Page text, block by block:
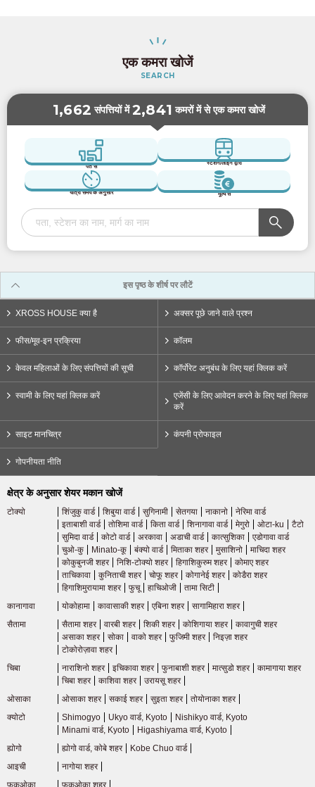
एक कमरा खोजें
SEARCH
1,662 संपत्तियों में 2,841 कमरों में से एक कमरा खोजें
पते से
स्टेशन/लाइन द्वारा
यात्रा समय के अनुसार मूल्य से
इस पृष्ठ के शीर्ष पर लौटें
XROSS HOUSE क्या है अक्सर पूछे जाने वाले प्रश्न
फीस/मूव-इन प्रक्रिया कॉलम
केवल महिलाओं के लिए संपत्तियों की सूची कॉर्पोरेट अनुबंध के लिए यहां क्लिक करें
स्वामी के लिए यहां क्लिक करें
एजेंसी के लिए आवेदन करने के लिए यहां क्लिक
करें
साइट मानचित्र कंपनी प्रोफाइल
गोपनीयता नीति
क्षेत्र के अनुसार शेयर मकान खोजें
टोक्यो शिंजुकु वार्ड शिबुया वार्ड सुगिनामी सेतगया नाकानो
नेरिमा वार्ड
इताबाशी वार्ड
तोशिमा वार्ड किता वार्ड शिनागावा वार्ड मेगुरो ओटा-ku
टैटो
सुमिदा वार्ड
कोटो वार्ड अरकावा अडाची वार्ड कात्सुशिका
एडोगावा वार्ड
चुओ-कु
Minato-कू बंक्यो वार्ड मिताका शहर मुसाशिनो
माचिदा शहर
कोकुबुनजी शहर
निशि-टोक्यो शहर हिगाशिकुरुम शहर
कोमाए शहर
ताचिकावा
कुनिताची शहर चोफू शहर कोगानेई शहर
कोडैरा शहर
हिगाशिमुरायामा शहर
फुचू हाचिओजी
तामा सिटी
कानागावा
योकोहामा कावासाकी शहर एबिना शहर
सागामिहारा शहर
सैतामा
सैतामा शहर वारबी शहर शिकी शहर कोशिगाया शहर
कावागुची शहर
असाका शहर
सोका वाको शहर फुजिमी शहर
निइज़ा शहर
टोकोरोज़ावा शहर
चिबा
नाराशिनो शहर इचिकावा शहर फुनाबाशी शहर मात्सुडो शहर
कामागाया शहर
चिबा शहर
काशिवा शहर
उरायसू शहर
ओसाका
ओसाका शहर सकाई शहर सुइता शहर
तोयोनाका शहर
क्योटो
Shimogyo Ukyo वार्ड, Kyoto
Nishikyo वार्ड, Kyoto
Minami वार्ड, Kyoto
Higashiyama वार्ड, Kyoto
ह्योगो
ह्योगो वार्ड, कोबे शहर
Kobe Chuo वार्ड
आइची
नागोया शहर
फुकुओका
फुकुओका शहर